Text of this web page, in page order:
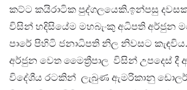
කට්ට කයිරාටික පුද්ගලයෙකි.ඉන්පසු
විසින් හදිසියේම මහබැංකු අධිපති අර්ජුන
පාරේ පිහිටි ජනාධිපති නිල නිවසට
අර්ජුන වෙත මෛත්‍රීපාල විසින් උපදෙස්
විදේශීය රටකින් ලැබුණ ඇමරිකානු